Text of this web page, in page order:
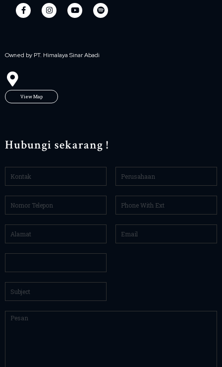
Owned by PT. Himalaya Sinar Abadi
View Map
Hubungi sekarang !